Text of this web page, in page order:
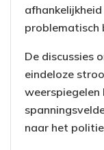
problematisch
De discussies
eindeloze
naar het